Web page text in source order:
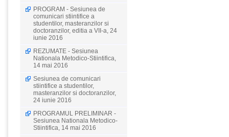
PROGRAM - Sesiunea de
comunicari stiintifice a
studentilor, masteranzilor si
doctoranzilor, editia a VII-a, 24
iunie 2016
REZUMATE - Sesiunea
Nationala Metodico-Stiintifica,
14 mai 2016
Sesiunea de comunicari
stiintifice a studentilor,
masteranzilor si doctoranzilor,
24 iunie 2016
PROGRAMUL PRELIMINAR -
Sesiunea Nationala Metodico-
Stiintifica, 14 mai 2016